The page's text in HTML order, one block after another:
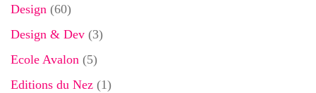
Design (60)
Design & Dev (3)
Ecole Avalon (5)
Editions du Nez (1)